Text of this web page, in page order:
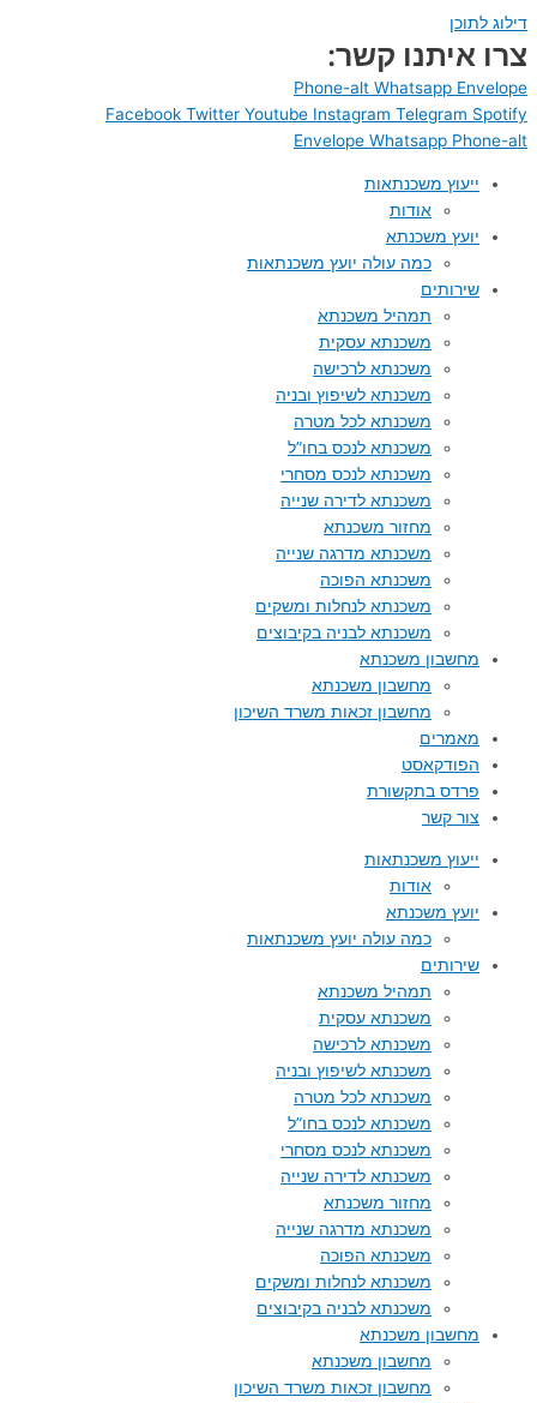
דילוג לתוכן
צרו איתנו קשר:
Phone-alt Whatsapp Envelope
Facebook Twitter Youtube Instagram Telegram Spotify
Envelope Whatsapp Phone-alt
ייעוץ משכנתאות
אודות
יועץ משכנתא
כמה עולה יועץ משכנתאות
שירותים
תמהיל משכנתא
משכנתא עסקית
משכנתא לרכישה
משכנתא לשיפוץ ובניה
משכנתא לכל מטרה
משכנתא לנכס בחו”ל
משכנתא לנכס מסחרי
משכנתא לדירה שנייה
מחזור משכנתא
משכנתא מדרגה שנייה
משכנתא הפוכה
משכנתא לנחלות ומשקים
משכנתא לבניה בקיבוצים
מחשבון משכנתא
מחשבון משכנתא
מחשבון זכאות משרד השיכון
מאמרים
הפודקאסט
פרדס בתקשורת
צור קשר
ייעוץ משכנתאות
אודות
יועץ משכנתא
כמה עולה יועץ משכנתאות
שירותים
תמהיל משכנתא
משכנתא עסקית
משכנתא לרכישה
משכנתא לשיפוץ ובניה
משכנתא לכל מטרה
משכנתא לנכס בחו”ל
משכנתא לנכס מסחרי
משכנתא לדירה שנייה
מחזור משכנתא
משכנתא מדרגה שנייה
משכנתא הפוכה
משכנתא לנחלות ומשקים
משכנתא לבניה בקיבוצים
מחשבון משכנתא
מחשבון משכנתא
מחשבון זכאות משרד השיכון